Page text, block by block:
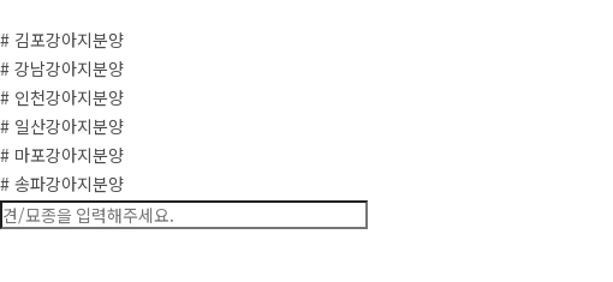
# 김포강아지분양
# 강남강아지분양
# 인천강아지분양
# 일산강아지분양
# 마포강아지분양
# 송파강아지분양